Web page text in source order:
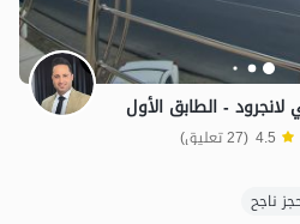
- الطابق الأول
4.5 (27 تعليق)